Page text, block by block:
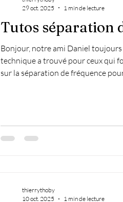
Tutos séparation
Bonjour, notre ami Daniel toujours
technique a trouvé pour ceux qui
sur la séparation de fréquence
technique très utile pour
29 oct. 2025
1 min de lecture
thierrythoby
10 oct. 2025
1 min de lecture